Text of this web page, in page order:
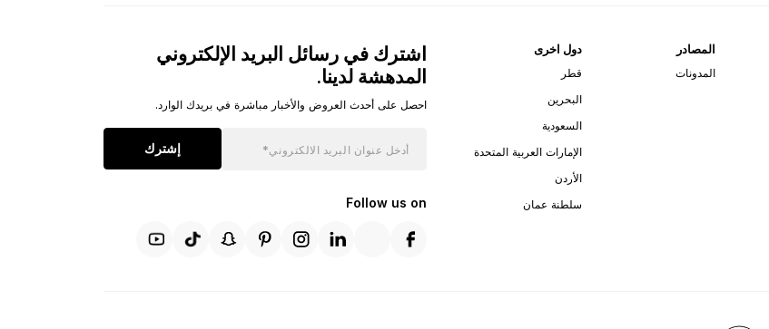
المصادر
المدونات
دول اخرى
قطر
البحرين
السعودية
الإمارات العربية المتحدة
الأردن
سلطنة عمان
اشترك في رسائل البريد الإلكتروني
المدهشة لدينا.
احصل على أحدث العروض والأخبار مباشرة في بريدك الوارد.
إشترك
Follow us on